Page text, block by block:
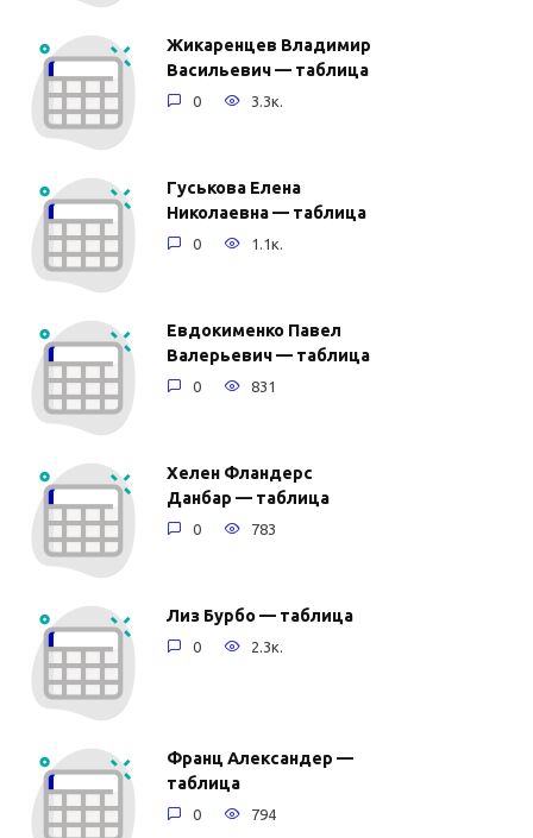
Жикаренцев Владимир
Васильевич — таблица
0 3.3к.
Гуськова Елена
Николаевна — таблица
0 1.1к.
Евдокименко Павел
Валерьевич — таблица
0 831
Хелен Фландерс
Данбар — таблица
0 783
Лиз Бурбо — таблица
0 2.3к.
Франц Александер —
таблица
0 794